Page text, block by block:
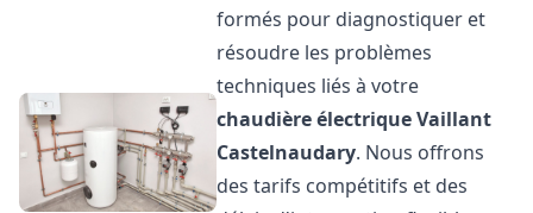
formés pour diagnostiquer et
résoudre les problèmes
techniques liés à votre
chaudière électrique Vaillant
Castelnaudary. Nous offrons
des tarifs compétitifs et des